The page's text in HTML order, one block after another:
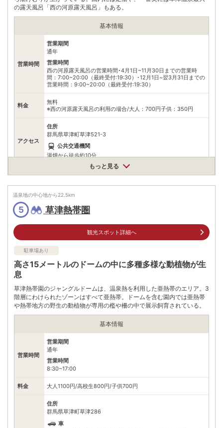
電話番号 0279888111
※ 掲載情報は変更になる場合があります。最新の内容はご利用前にご自身でお
※ 料金情報は税込・税抜表記が混ざっております。正しい金額はご利用前にご
自身でお問合せください。
の露天風呂「西の河原露天風呂」もある。
基本情報
営業時間
営業期間
通年
営業時間
西の河原露天風呂の営業時間･4月1日~11月30日までの営業時
間：7:00~20:00（最終受付:19:30）･12月1日~翌3月31日までの
営業時間：9:00~20:00（最終受付:19:30）
料金
無料
※西の河原露天風呂の利用の場合/大人：700円子供：350円
アクセス
住所
群馬県草津町草津521-3
公共交通機関
湯畑から徒歩約10分
電話番号
※問い合わせ先：西の河原露天風呂
※ 掲載情報は変更になる場合があります。最新の内容はご利用前にご自身でお
※ 料金情報は税込・税抜表記が混ざっております。正しい金額はご利用前にご
自身でお問合せください。
もっと見る
温泉地の中心地から22.5km
5 草津熱帯圏
観光スポット詳細へ
駐車場あり
高さ15メートルのドームの中に多種多様な動植物が生
息
草津熱帯園のジャングルドームは、温泉熱を利用した亜熱帯のエリア。3
階層にわけられたゾーンはすべて亜熱帯。ドームを含む園内では亜熱帯
や熱帯地方の野生の動植物が専用の檻や柵の中で展示飼育されている。
基本情報
営業時間
営業期間
通年
営業時間
8:30~17:00
料金 大人1100円/高校生800円/子供700円
住所
群馬県草津町草津286
車